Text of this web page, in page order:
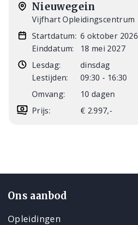
Nieuwegein
Vijfhart Opleidingscentrum
Startdatum: 6 oktober 2026
Einddatum:
18 mei 2027
Lesdag:
dinsdag
Lestijden:
09:30 - 16:30
Omvang:
10 dagen
Prijs:
€ 2.997,-
Ons aanbod
Opleidingen